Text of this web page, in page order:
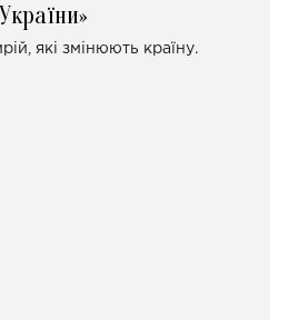
які змінюють країну.